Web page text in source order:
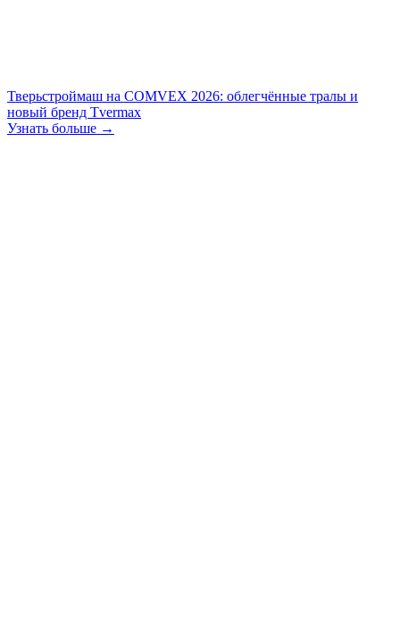
Тверьстроймаш на COMVEX 2026: облегчённые тралы и
новый бренд Tvermax
Узнать больше →